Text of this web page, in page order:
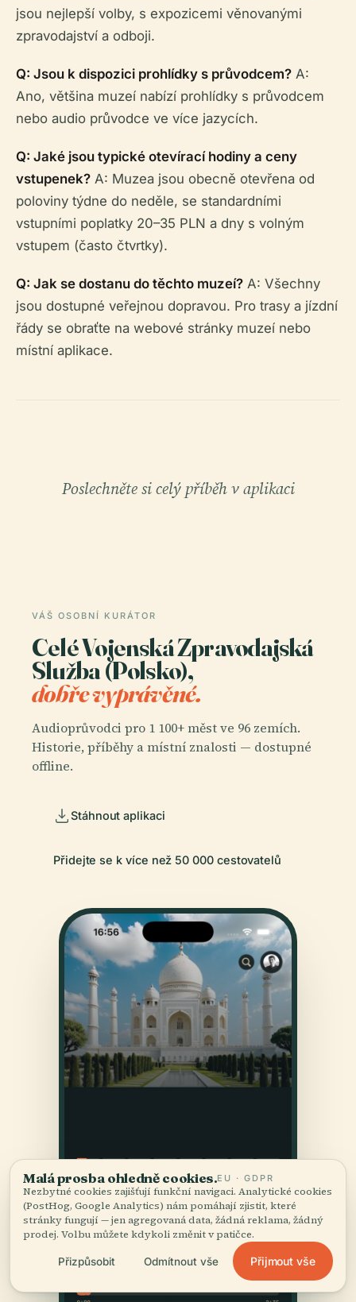
jsou nejlepší volby, s expozicemi věnovanými
zpravodajství a odboji.
Q: Jsou k dispozici prohlídky s průvodcem? A:
Ano, většina muzeí nabízí prohlídky s průvodcem
nebo audio průvodce ve více jazycích.
Q: Jaké jsou typické otevírací hodiny a ceny
vstupenek? A: Muzea jsou obecně otevřena od
poloviny týdne do neděle, se standardními
vstupními poplatky 20–35 PLN a dny s volným
vstupem (často čtvrtky).
Q: Jak se dostanu do těchto muzeí? A: Všechny
jsou dostupné veřejnou dopravou. Pro trasy a jízdní
řády se obraťte na webové stránky muzeí nebo
místní aplikace.
Poslechněte si celý příběh v aplikaci
VÁŠ OSOBNÍ KURÁTOR
Celé Vojenská Zpravodajská
Služba (Polsko),
dobře vyprávěné.
Audioprůvodci pro 1 100+ měst ve 96 zemích.
Historie, příběhy a místní znalosti — dostupné
offline.
Stáhnout aplikaci
Přidejte se k více než 50 000 cestovatelů
Malá prosba ohledně cookies.EU · GDPR
Nezbytné cookies zajišťují funkční navigaci. Analytické cookies
(PostHog, Google Analytics) nám pomáhají zjistit, které
stránky fungují — jen agregovaná data, žádná reklama, žádný
prodej. Volbu můžete kdykoli změnit v patičce.
Přizpůsobit Odmítnout vše Přijmout vše